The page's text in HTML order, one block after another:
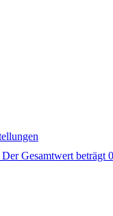
Gesamtwert beträgt